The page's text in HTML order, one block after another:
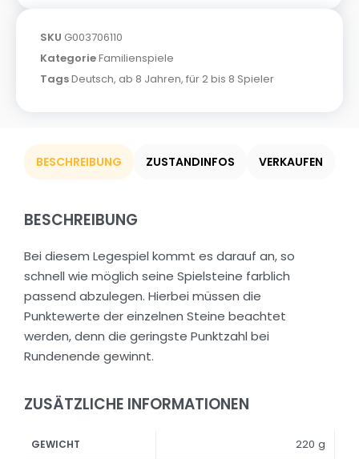
SKU G003706110
KategorieFamilienspiele
TagsDeutsch, ab 8 Jahren, für 2 bis 8 Spieler
BESCHREIBUNG ZUSTANDINFOS VERKAUFEN
BESCHREIBUNG
Bei diesem Legespiel kommt es darauf an, so
schnell wie möglich seine Spielsteine farblich
passend abzulegen. Hierbei müssen die
Punktewerte der einzelnen Steine beachtet
werden, denn die geringste Punktzahl bei
Rundenende gewinnt.
ZUSÄTZLICHE INFORMATIONEN
GEWICHT 220 g